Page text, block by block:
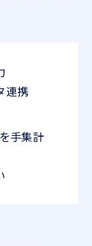
連携
手集計